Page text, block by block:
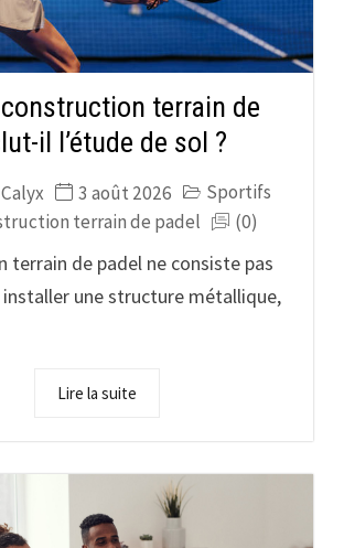
terrain de
il l’étude de sol ?
3 août 2026
Sportifs
terrain de padel
(0)
terrain de padel ne consiste pas
une structure métallique,
Lire la suite